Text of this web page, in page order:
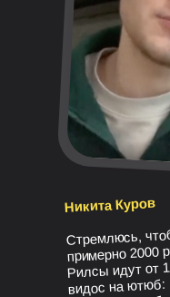
Никита Куров
Стремлюсь,
примерно 2000
Рилсы идут от
видос на ютюб: